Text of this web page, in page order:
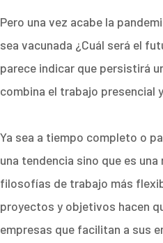
Pero una vez acabe la
sea vacunada ¿Cuál será el
parece indicar que persistirá
combina el trabajo presencial
Ya sea a tiempo completo o
una tendencia sino que es
filosofías de trabajo más
proyectos y objetivos hacen
empresas que facilitan a sus